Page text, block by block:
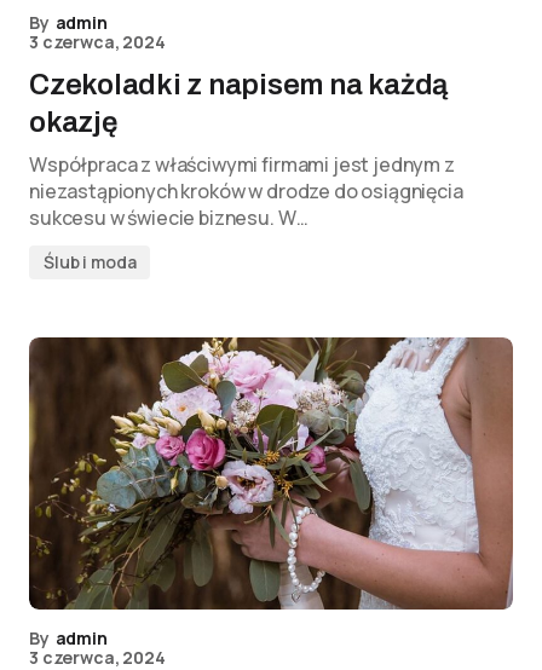
By admin
3 czerwca, 2024
Czekoladki z napisem na każdą
okazję
Współpraca z właściwymi firmami jest jednym z
niezastąpionych kroków w drodze do osiągnięcia
sukcesu w świecie biznesu. W…
Ślub i moda
By admin
3 czerwca, 2024